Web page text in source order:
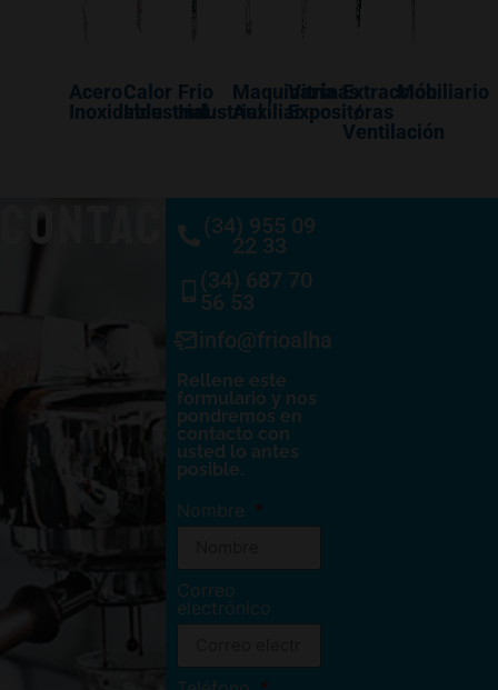
Acero
Inoxidable
Calor
Industrial
Frio
Industrial
Maquinaría
Auxiliar
Vitrinas
Expositoras
Extracción
/
Ventilación
Mobiliario
CONTACTO(34) 955 09
22 33
(34) 687 70
56 53
info@frioalhambra.com
Rellene este
formulario y nos
pondremos en
contacto con
usted lo antes
posible.
Nombre
Correo
electrónico